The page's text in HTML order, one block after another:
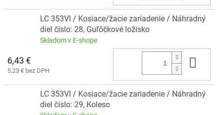
LC 353VI / Kosiace/žacie zariadenie / Náhradný
diel číslo: 28, Guľȏčkové ložisko
Skladom v E-shope
6,43 €
5,23 € bez DPH
LC 353VI / Kosiace/žacie zariadenie / Náhradný
diel číslo: 29, Koleso